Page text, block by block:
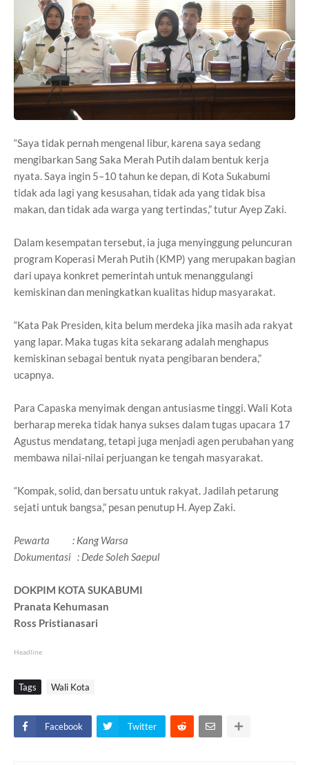
“Saya tidak pernah mengenal libur, karena saya sedang
mengibarkan Sang Saka Merah Putih dalam bentuk kerja
nyata. Saya ingin 5–10 tahun ke depan, di Kota Sukabumi
tidak ada lagi yang kesusahan, tidak ada yang tidak bisa
makan, dan tidak ada warga yang tertindas,” tutur Ayep Zaki.
Dalam kesempatan tersebut, ia juga menyinggung peluncuran
program Koperasi Merah Putih (KMP) yang merupakan bagian
dari upaya konkret pemerintah untuk menanggulangi
kemiskinan dan meningkatkan kualitas hidup masyarakat.
“Kata Pak Presiden, kita belum merdeka jika masih ada rakyat
yang lapar. Maka tugas kita sekarang adalah menghapus
kemiskinan sebagai bentuk nyata pengibaran bendera,”
ucapnya.
Para Capaska menyimak dengan antusiasme tinggi. Wali Kota
berharap mereka tidak hanya sukses dalam tugas upacara 17
Agustus mendatang, tetapi juga menjadi agen perubahan yang
membawa nilai-nilai perjuangan ke tengah masyarakat.
“Kompak, solid, dan bersatu untuk rakyat. Jadilah petarung
sejati untuk bangsa,” pesan penutup H. Ayep Zaki.
Pewarta : Kang Warsa
Dokumentasi : Dede Soleh Saepul
DOKPIM KOTA SUKABUMI
Pranata Kehumasan
Ross Pristianasari
Headline
Tags Wali Kota
Facebook Twitter